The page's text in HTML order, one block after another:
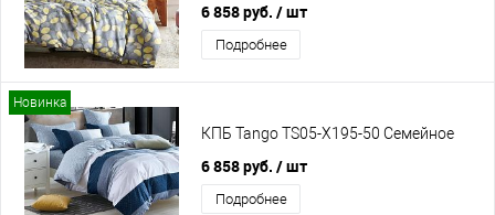
6 858 руб. / шт
Подробнее
Новинка
КПБ Tango TS05-X195-50 Семейное
6 858 руб. / шт
Подробнее